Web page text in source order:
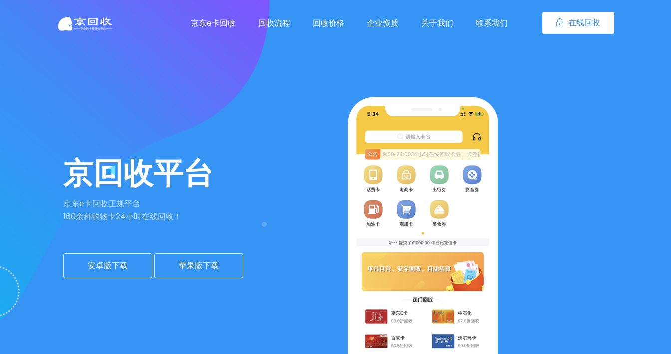
在线回收
京东e卡回收 回收流程 回收价格 企业资质 关于我们 联系我们
京回收平台
京东e卡回收正规平台
160余种购物卡24小时在线回收！
安卓版下载 苹果版下载